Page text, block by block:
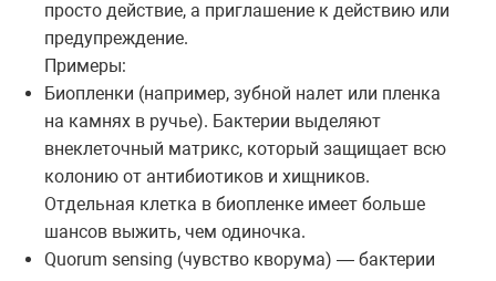
просто действие, а приглашение к действию или
предупреждение.
Примеры:
Биопленки (например, зубной налет или пленка
на камнях в ручье). Бактерии выделяют
внеклеточный матрикс, который защищает всю
колонию от антибиотиков и хищников.
Отдельная клетка в биопленке имеет больше
шансов выжить, чем одиночка.
Quorum sensing (чувство кворума) — бактерии